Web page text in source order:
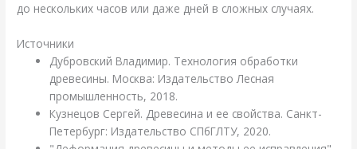
до нескольких часов или даже дней в сложных случаях.
Источники
Дубровский Владимир. Технология обработки
древесины. Москва: Издательство Лесная
промышленность, 2018.
Кузнецов Сергей. Древесина и ее свойства. Санкт-
Петербург: Издательство СПбГЛТУ, 2020.